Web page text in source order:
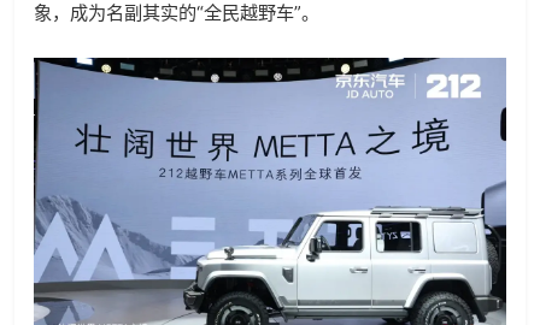
象，成为名副其实的“全民越野车”。